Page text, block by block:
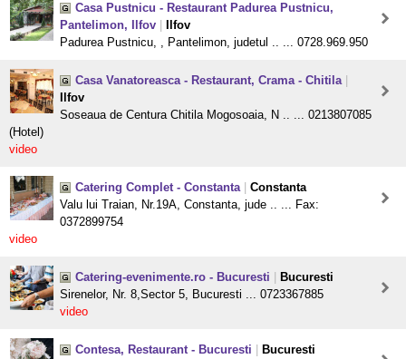
Casa Pustnicu - Restaurant Padurea Pustnicu,
Pantelimon, Ilfov
Ilfov
Padurea Pustnicu, , Pantelimon, judetul .. ... 0728.969.950
Casa Vanatoreasca - Restaurant, Crama - Chitila
Ilfov
Soseaua de Centura Chitila Mogosoaia, N .. ... 0213807085
(Hotel)
video
Catering Complet - Constanta
Constanta
Valu lui Traian, Nr.19A, Constanta, jude .. ... Fax:
0372899754
video
Catering-evenimente.ro - Bucuresti
Bucuresti
Sirenelor, Nr. 8,Sector 5, Bucuresti ... 0723367885
video
Contesa, Restaurant - Bucuresti
Bucuresti